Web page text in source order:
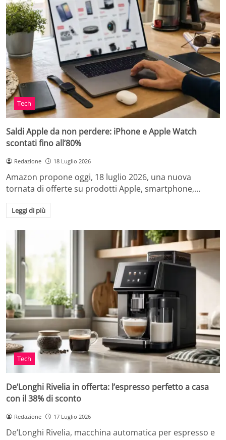
Tech
Saldi Apple da non perdere: iPhone e Apple Watch
scontati fino all’80%
Redazione 18 Luglio 2026
Amazon propone oggi, 18 luglio 2026, una nuova
tornata di offerte su prodotti Apple, smartphone,…
Leggi di più
Tech
De’Longhi Rivelia in offerta: l’espresso perfetto a casa
con il 38% di sconto
Redazione 17 Luglio 2026
De’Longhi Rivelia, macchina automatica per espresso e